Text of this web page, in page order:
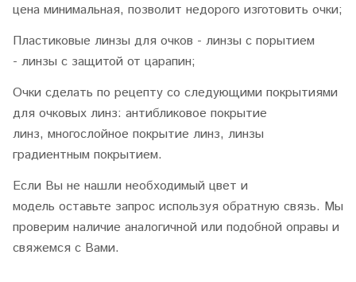
цена минимальная, позволит недорого изготовить очки;
Пластиковые линзы для очков - линзы с порытием
- линзы с защитой от царапин;
Очки сделать по рецепту со следующими покрытиями
для очковых линз: антибликовое покрытие
линз, многослойное покрытие линз, линзы
градиентным покрытием.
Если Вы не нашли необходимый цвет и
модель оставьте запрос используя обратную связь. Мы
проверим наличие аналогичной или подобной оправы и
свяжемся с Вами.